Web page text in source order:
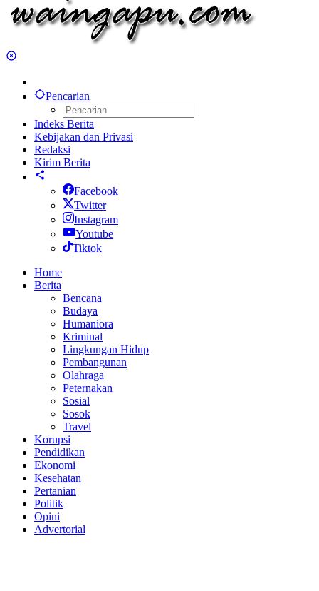
Pencarian
Indeks Berita
Kebijakan dan Privasi
Redaksi
Kirim Berita
Facebook
Twitter
Instagram
Youtube
Tiktok
Home
Berita
Bencana
Budaya
Humaniora
Kriminal
Lingkungan Hidup
Pembangunan
Olahraga
Peternakan
Sosial
Sosok
Travel
Korupsi
Pendidikan
Ekonomi
Kesehatan
Pertanian
Politik
Opini
Advertorial